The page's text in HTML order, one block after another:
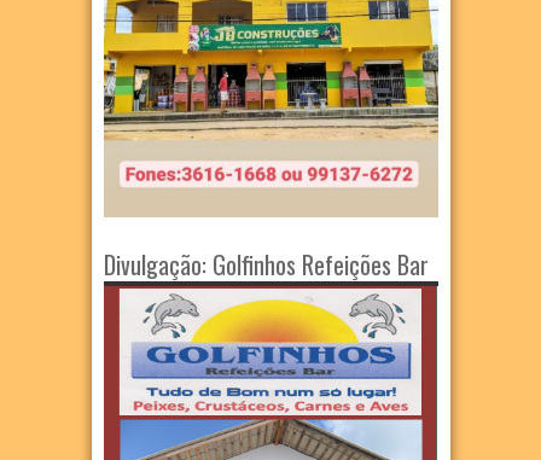
Divulgação: Golfinhos Refeições Bar